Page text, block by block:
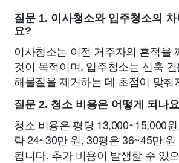
질문 1. 이사청소와 입주청소의
요?
이사청소는 이전 거주자의 흔적을
것이 목적이며, 입주청소는 신축
해물질을 제거하는 데 초점이 맞춰
질문 2. 청소 비용은 어떻게 되나
청소 비용은 평당 13,000~15,000
략 24~30만 원, 30평은 36~45만
됩니다. 추가 비용이 발생할 수 있